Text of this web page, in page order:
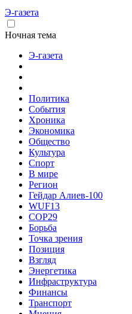
Э-газета
Ночная тема
Э-газета
Политика
События
Хроника
Экономика
Общество
Культура
Спорт
В мире
Регион
Гейдар Алиев-100
WUF13
COP29
Борьба
Точка зрения
Позиция
Взгляд
Энергетика
Инфраструктура
Финансы
Транспорт